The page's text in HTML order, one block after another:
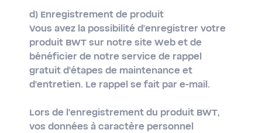
d) Enregistrement de produit
Vous avez la possibilité d'enregistrer votre
produit BWT sur notre site Web et de
bénéficier de notre service de rappel
gratuit d'étapes de maintenance et
d'entretien. Le rappel se fait par e-mail.
Lors de l'enregistrement du produit BWT,
vos données à caractère personnel